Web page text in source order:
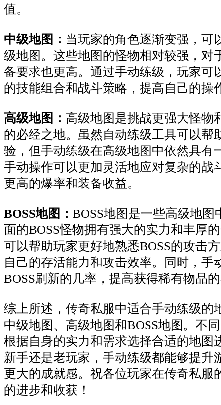
值。
中级地图： 当玩家的角色逐渐变强，可
级地图。这些地图的怪物相对较强，对
备要求也更高。通过手动练级，玩家可
的技能组合和战斗策略，提高自己的操
高级地图： 高级地图是挑战更强大怪物
的必经之地。虽然自动练级工具可以帮
验，但手动练级在高级地图中依然具有
手动操作可以更加灵活地应对复杂的战
更高的爆率和装备收益。
BOSS地图： BOSS地图是一些高级地图
面的BOSS怪物拥有强大的实力和丰厚
可以帮助玩家更好地熟悉BOSS的攻击
自己的存活能力和攻击效率。同时，手
BOSS刷新的几率，提高获得稀有物品
综上所述，传奇私服中适合手动练级的
中级地图、高级地图和BOSS地图。不
根据自身的实力和需求选择合适的地图
新手还是老玩家，手动练级都能够提升
更大的成就感。祝各位玩家在传奇私服
的进步和收获！